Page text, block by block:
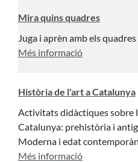
Mira quins quadres
Juga i aprèn amb els
Més informació
Història de l'art a Catalunya
Activitats didàctiques sobre
Catalunya: prehistòria i
Moderna i edat
Més informació